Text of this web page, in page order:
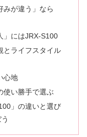
みが違う」なら
」にはJRX-S100
とライフスタイル
心地
使い勝手で選ぶ
」の違いと選び